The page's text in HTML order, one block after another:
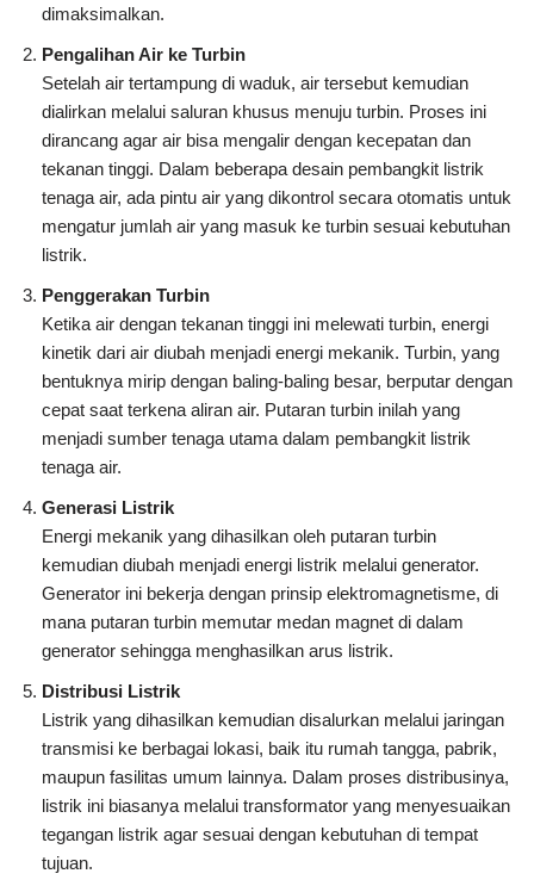
dimaksimalkan.
Pengalihan Air ke Turbin
Setelah air tertampung di waduk, air tersebut kemudian
dialirkan melalui saluran khusus menuju turbin. Proses ini
dirancang agar air bisa mengalir dengan kecepatan dan
tekanan tinggi. Dalam beberapa desain pembangkit listrik
tenaga air, ada pintu air yang dikontrol secara otomatis untuk
mengatur jumlah air yang masuk ke turbin sesuai kebutuhan
listrik.
Penggerakan Turbin
Ketika air dengan tekanan tinggi ini melewati turbin, energi
kinetik dari air diubah menjadi energi mekanik. Turbin, yang
bentuknya mirip dengan baling-baling besar, berputar dengan
cepat saat terkena aliran air. Putaran turbin inilah yang
menjadi sumber tenaga utama dalam pembangkit listrik
tenaga air.
Generasi Listrik
Energi mekanik yang dihasilkan oleh putaran turbin
kemudian diubah menjadi energi listrik melalui generator.
Generator ini bekerja dengan prinsip elektromagnetisme, di
mana putaran turbin memutar medan magnet di dalam
generator sehingga menghasilkan arus listrik.
Distribusi Listrik
Listrik yang dihasilkan kemudian disalurkan melalui jaringan
transmisi ke berbagai lokasi, baik itu rumah tangga, pabrik,
maupun fasilitas umum lainnya. Dalam proses distribusinya,
listrik ini biasanya melalui transformator yang menyesuaikan
tegangan listrik agar sesuai dengan kebutuhan di tempat
tujuan.